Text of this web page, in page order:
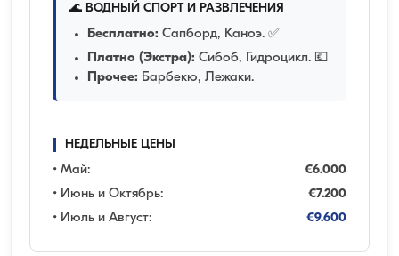
🌊 ВОДНЫЙ СПОРТ И РАЗВЛЕЧЕНИЯ
Бесплатно: Сапборд, Каноэ. ✅
Платно (Экстра): Сибоб, Гидроцикл. 💶
Прочее: Барбекю, Лежаки.
НЕДЕЛЬНЫЕ ЦЕНЫ
• Май:
€6.000
• Июнь и Октябрь:
€7.200
• Июль и Август:
€9.600